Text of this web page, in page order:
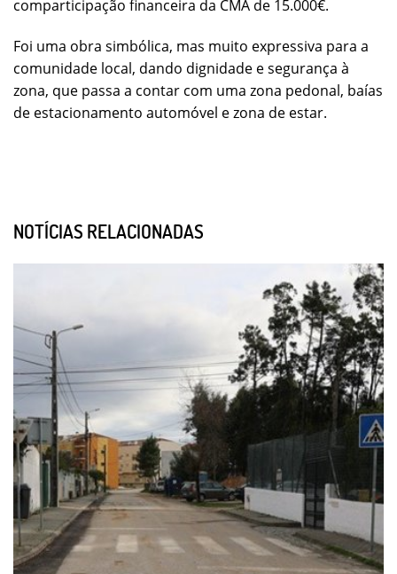
comparticipação financeira da CMA de 15.000€.
Foi uma obra simbólica, mas muito expressiva para a
comunidade local, dando dignidade e segurança à
zona, que passa a contar com uma zona pedonal, baías
de estacionamento automóvel e zona de estar.
NOTÍCIAS RELACIONADAS